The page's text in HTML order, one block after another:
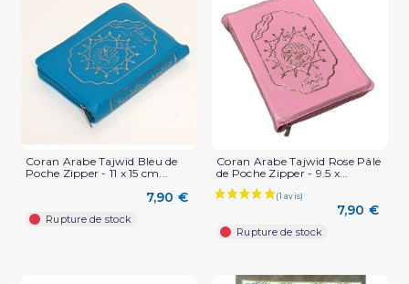
(4 avis)
Coran Arabe Tajwid Bleu de
Poche Zipper - 11 x 15 cm...
7,90 €
Rupture de stock
Coran Arabe Tajwid Rose Pâle
de Poche Zipper - 9.5 x...
7,90 €
Rupture de stock